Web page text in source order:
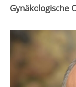
Gynäkologische